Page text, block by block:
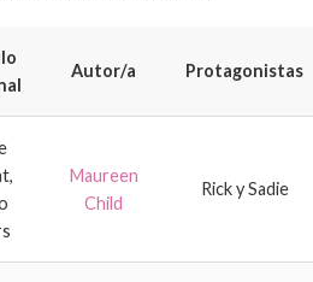
Autor/a Protagonistas
Maureen
Child
Rick y Sadie